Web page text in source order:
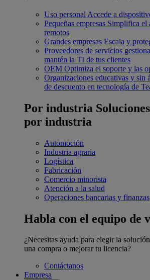
Uso personal Accede a
Pequeñas empresas Simplifica el
remotos
Grandes empresas Escala y
Proveedores de servicios
mantén la TI de tus clientes
OEM Optimiza el soporte y las
Organizaciones educativas y sin
de descuento en tecnología de
Por industria
por industria
Automoción
Industria agraria
Logística
Fabricación
Comercio minorista
Atención a la salud
Operaciones bancarias y finanzas
Habla con el equipo de
¿Necesitas ayuda para elegir la
una compra o mejorar tu licencia?
Contáctanos
Empresa